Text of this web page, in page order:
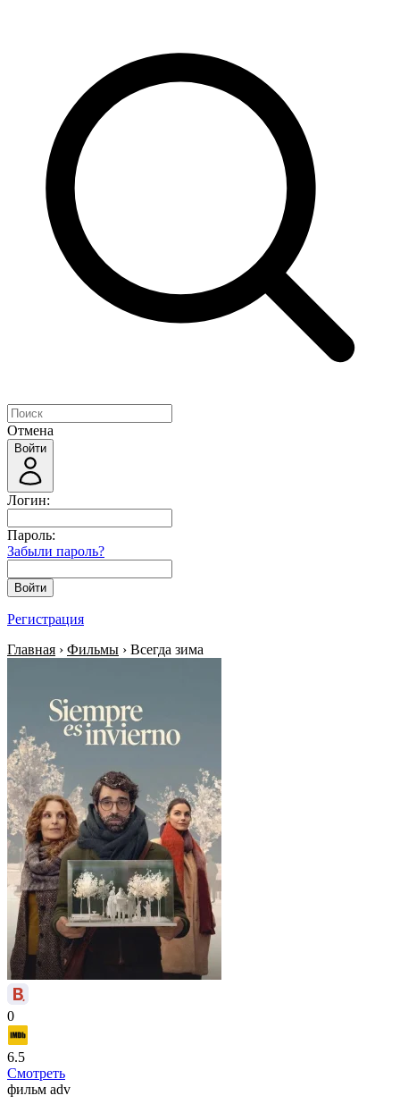
Отмена
Войти
Логин:
Пароль:
Забыли пароль?
Войти
Регистрация
Главная › Фильмы › Всегда зима
0
6.5
Смотреть
фильм adv